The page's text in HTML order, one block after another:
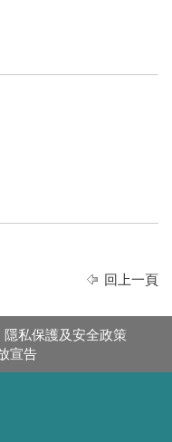
回上一頁
隱私保護及安全政策
宣告